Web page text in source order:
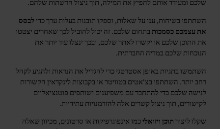
שלכם ומעודד אותם להפיץ את המילה, תוך ניצול הרשתות שלהם.
השתתפו בשיחות, ענו על שאלות, וספקו תובנות בעלות ערך כדילבסס
את עצמכם כסמכותבתחום שלכם. זה יכול להוביל לכך שאחרים יצטטו
את התוכן שלכם או יקשרו לאתר שלכם, ובכך ינצלו עוד יותר את
הנוכחות שלכם במדיה החברתית.
השתמשו בתגיות באופן אסטרטגי כדי להגדיל את הנראות ולהגיע לקהל
רחב יותר. השתתפו בצ'אטים בטוויטר או בקבוצות לינקדאין הקשורות
לנישה שלכם כדי להתחבר עם משפיענים ושותפים פוטנציאליים
לקישורים, תוך ניצול קשרים אלה להזדמנויות עתידיות.
שקלו ליצורתוכן ויזואליכמו אינפוגרפיקות או סרטונים, מכיוון שאלה